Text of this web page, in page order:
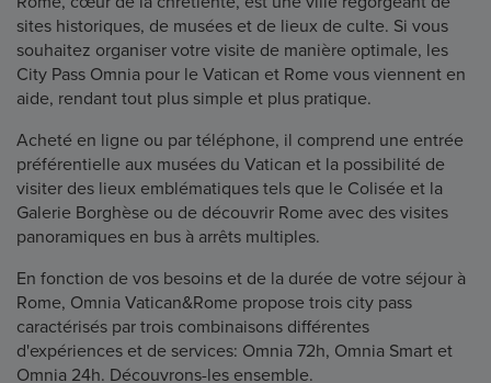
sites historiques, de musées et de lieux de culte. Si vous
souhaitez organiser votre visite de manière optimale, les
City Pass Omnia pour le Vatican et Rome vous viennent en
aide, rendant tout plus simple et plus pratique.
Acheté en ligne ou par téléphone, il comprend une entrée
préférentielle aux musées du Vatican et la possibilité de
visiter des lieux emblématiques tels que le Colisée et la
Galerie Borghèse ou de découvrir Rome avec des visites
panoramiques en bus à arrêts multiples.
En fonction de vos besoins et de la durée de votre séjour à
Rome, Omnia Vatican&Rome propose trois city pass
caractérisés par trois combinaisons différentes
d'expériences et de services: Omnia 72h, Omnia Smart et
Omnia 24h. Découvrons-les ensemble.